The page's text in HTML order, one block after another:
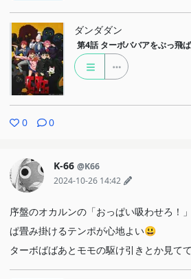
ダンダダン
第4話 ターボババアをぶっ飛
0 0
K-66 @K66
2024-10-26 14:42
序盤のオカルンの「おっぱい吸わせろ！
ぱ畳み掛けるテンポが心地よい😃
ターボばばあとモモの駆け引きとか見て